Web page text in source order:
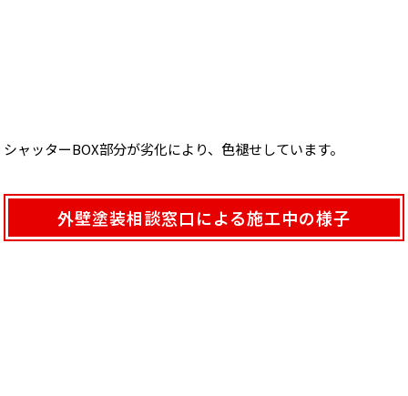
シャッターBOX部分が劣化により、色褪せしています。
外壁塗装相談窓口による施工中の様子